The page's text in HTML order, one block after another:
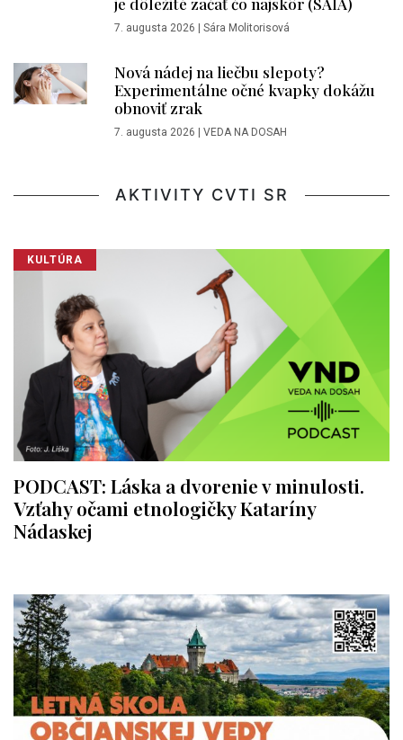
7. augusta 2026 | Sára Molitorisová
Nová nádej na liečbu slepoty?
Experimentálne očné kvapky dokážu
obnoviť zrak
7. augusta 2026 | VEDA NA DOSAH
AKTIVITY CVTI SR
KULTÚRA
PODCAST: Láska a dvorenie v minulosti.
Vzťahy očami etnologičky Kataríny
Nádaskej